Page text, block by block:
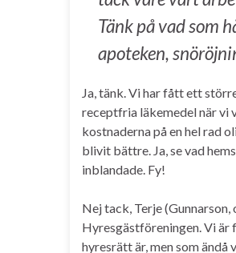
Tänk på vad som
apoteken,
Ja, tänk. Vi har fått ett
receptfria läkemedel när vi
kostnaderna på en hel rad
blivit bättre. Ja, se vad
inblandade. Fy!
Nej tack, Terje
Hyresgästföreningen. Vi är
hyresrätt är, men som